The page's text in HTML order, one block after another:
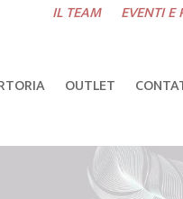
IL TEAM EVENTI
OUTLET